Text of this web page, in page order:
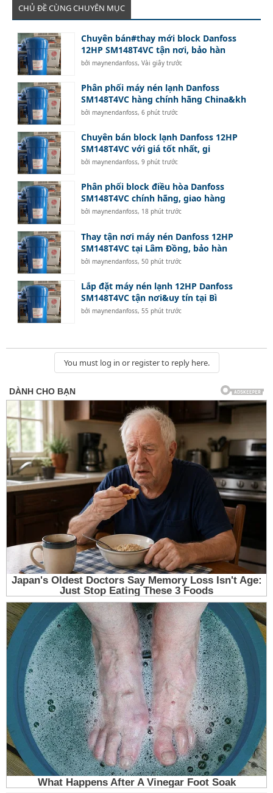
CHỦ ĐỀ CÙNG CHUYÊN MỤC
Chuyên bán#thay mới block Danfoss
12HP SM148T4VC tận nơi, bảo hàn
bởimaynendanfoss,Vài giây trước
Phân phối máy nén lạnh Danfoss
SM148T4VC hàng chính hãng China&kh
bởimaynendanfoss,6 phút trước
Chuyên bán block lạnh Danfoss 12HP
SM148T4VC với giá tốt nhất, gi
bởimaynendanfoss,9 phút trước
Phân phối block điều hòa Danfoss
SM148T4VC chính hãng, giao hàng
bởimaynendanfoss, 18 phút trước
Thay tận nơi máy nén Danfoss 12HP
SM148T4VC tại Lâm Đồng, bảo hàn
bởimaynendanfoss, 50 phút trước
Lắp đặt máy nén lạnh 12HP Danfoss
SM148T4VC tận nơi&uy tín tại Bì
bởimaynendanfoss, 55 phút trước
You must log in or register to reply here.